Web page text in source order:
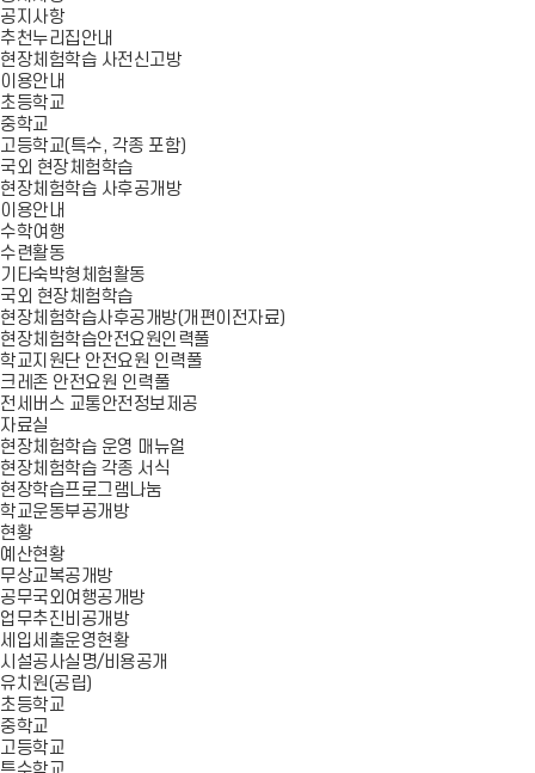
공지사항
추천누리집안내
현장체험학습 사전신고방
이용안내
초등학교
중학교
고등학교(특수, 각종 포함)
국외 현장체험학습
현장체험학습 사후공개방
이용안내
수학여행
수련활동
기타숙박형체험활동
국외 현장체험학습
현장체험학습사후공개방(개편이전자료)
현장체험학습안전요원인력풀
학교지원단 안전요원 인력풀
크레존 안전요원 인력풀
전세버스 교통안전정보제공
자료실
현장체험학습 운영 매뉴얼
현장체험학습 각종 서식
현장학습프로그램나눔
학교운동부공개방
현황
예산현황
무상교복공개방
공무국외여행공개방
업무추진비공개방
세입세출운영현황
시설공사실명/비용공개
유치원(공립)
초등학교
중학교
고등학교